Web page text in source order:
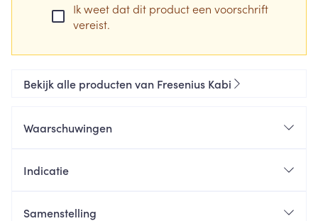
Ik weet dat dit product een voorschrift
vereist.
Bekijk alle producten van Fresenius Kabi
Waarschuwingen
Indicatie
Samenstelling